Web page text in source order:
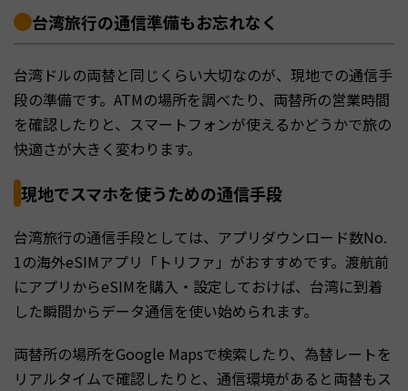
台湾旅行の通信準備もお忘れなく
台湾ドルの両替と同じくらい大切なのが、現地での通信手
段の準備です。ATMの場所を調べたり、両替所の営業時間
を確認したりと、スマートフォンが使えるかどうかで旅の
快適さが大きく変わります。
現地でスマホを使うための通信手段
台湾旅行の通信手段としては、アプリダウンロード数No.
1の海外eSIMアプリ「トリファ」がおすすめです。渡航前
にアプリからeSIMを購入・設定しておけば、台湾に到着
した瞬間からデータ通信を使い始められます。
両替所の場所をGoogle Mapsで検索したり、為替レートを
リアルタイムで確認したりと、通信環境があると両替もス